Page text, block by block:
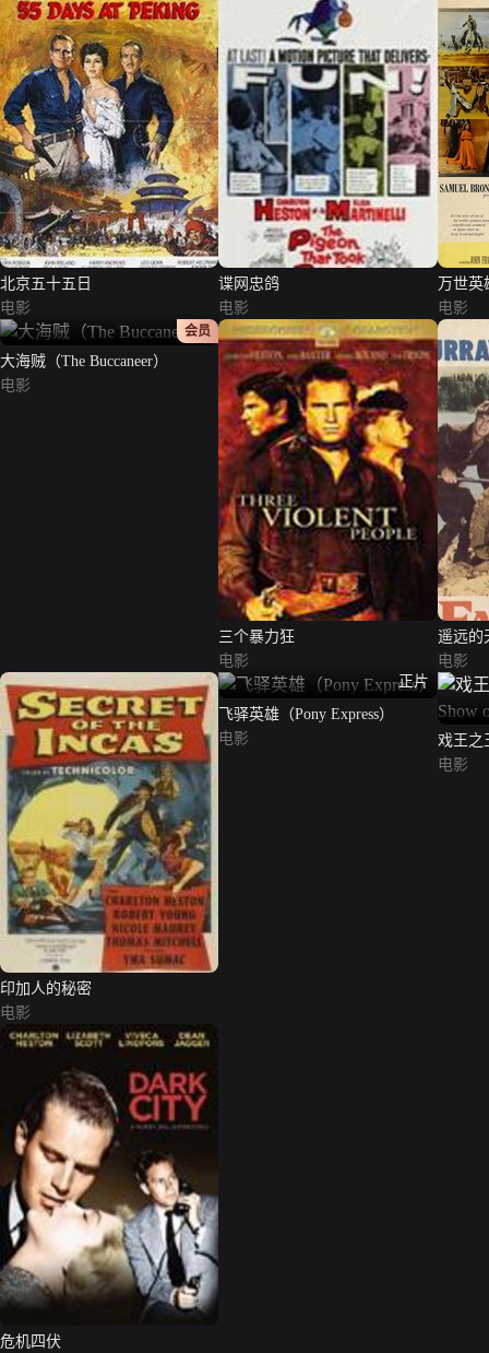
北京五十五日
电影
谍网忠鸽
电影
万世英
电影
正片
会员
大海贼（The Buccaneer）
电影
三个暴力狂
电影
遥远的
电影
印加人的秘密
电影
正片
飞驿英雄（Pony Express）
电影
戏王之
Earth）
电影
危机四伏